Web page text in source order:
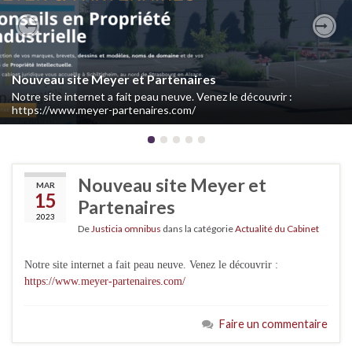
Nouveau site Meyer et Partenaires
Notre site internet a fait peau neuve. Venez le découvrir :
https://www.meyer-partenaires.com/
Previous
MAR
15
2023
Nouveau site Meyer et
Partenaires
De Justicia omnibus dans la catégorieActualité du Cabinet
Notre site internet a fait peau neuve. Venez le découvrir :
https://www.meyer-partenaires.com/
Faire un commentaire